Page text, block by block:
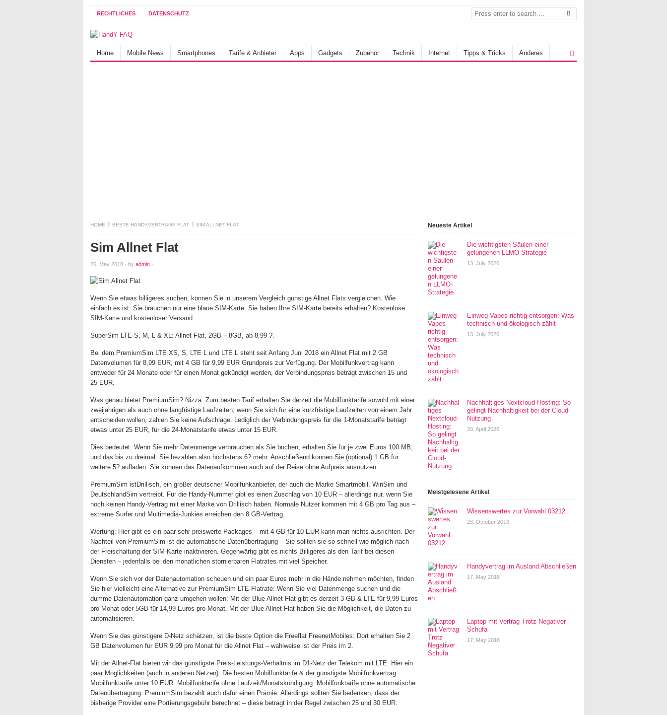
RECHTLICHES DATENSCHUTZ
Home Mobile News Smartphones Tarife & Anbieter Apps Gadgets Zubehör Technik Internet Tipps & Tricks Anderes
HOME BESTE HANDYVERTRÄGE FLAT SIM ALLNET FLAT
Sim Allnet Flat
26. May 2018 · by admin ·
Wenn Sie etwas billigeres suchen, können Sie in unserem Vergleich günstige Allnet Flats vergleichen. Wie
einfach es ist: Sie brauchen nur eine blaue SIM-Karte. Sie haben Ihre SIM-Karte bereits erhalten? Kostenlose
SIM-Karte und kostenloser Versand.
SuperSim LTE S, M, L & XL: Allnet Flat, 2GB – 8GB, ab 8,99 ?.
Bei dem PremiumSim LTE XS, S, LTE L und LTE L steht seit Anfang Juni 2018 ein Allnet Flat mit 2 GB
Datenvolumen für 8,99 EUR, mit 4 GB für 9,99 EUR Grundpreis zur Verfügung. Der Mobilfunkvertrag kann
entweder für 24 Monate oder für einen Monat gekündigt werden, der Verbindungspreis beträgt zwischen 15 und
25 EUR.
Was genau bietet PremiumSim? Nizza: Zum besten Tarif erhalten Sie derzeit die Mobilfunktarife sowohl mit einer
zweijährigen als auch ohne langfristige Laufzeiten; wenn Sie sich für eine kurzfristige Laufzeiten von einem Jahr
entscheiden wollen, zahlen Sie keine Aufschläge. Lediglich der Verbindungspreis für die 1-Monatstarife beträgt
etwas unter 25 EUR, für die 24-Monatstarife etwas unter 15 EUR.
Dies bedeutet: Wenn Sie mehr Datenmenge verbrauchen als Sie buchen, erhalten Sie für je zwei Euros 100 MB,
und das bis zu dreimal. Sie bezahlen also höchstens 6? mehr. Anschließend können Sie (optional) 1 GB für
weitere 5? aufladen. Sie können das Datenaufkommen auch auf der Reise ohne Aufpreis ausnutzen.
PremiumSim istDrillisch, ein großer deutscher Mobilfunkanbieter, der auch die Marke Smartmobil, WinSim und
DeutschlandSim vertreibt. Für die Handy-Nummer gibt es einen Zuschlag von 10 EUR – allerdings nur, wenn Sie
noch keinen Handy-Vertrag mit einer Marke von Drillisch haben. Normale Nutzer kommen mit 4 GB pro Tag aus –
extreme Surfer und Multimedia-Junkies erreichen den 8 GB-Vertrag.
Wertung: Hier gibt es ein paar sehr preiswerte Packages – mit 4 GB für 10 EUR kann man nichts ausrichten. Der
Nachteil von PremiumSim ist die automatische Datenübertragung – Sie sollten sie so schnell wie möglich nach
der Freischaltung der SIM-Karte inaktivieren. Gegenwärtig gibt es nichts Billigeres als den Tarif bei diesen
Diensten – jedenfalls bei den monatlichen stornierbaren Flatrates mit viel Speicher.
Wenn Sie sich vor der Datenautomation scheuen und ein paar Euros mehr in die Hände nehmen möchten, finden
Sie hier vielleicht eine Alternative zur PremiumSim LTE-Flatrate: Wenn Sie viel Datenmenge suchen und die
dumme Datenautomation ganz umgehen wollen: Mit der Blue Allnet Flat gibt es derzeit 3 GB & LTE für 9,99 Euros
pro Monat oder 5GB für 14,99 Euros pro Monat. Mit der Blue Allnet Flat haben Sie die Möglichkeit, die Daten zu
automatisieren.
Wenn Sie das günstigere D-Netz schätzen, ist die beste Option die Freeflat FreenetMobiles: Dort erhalten Sie 2
GB Datenvolumen für EUR 9,99 pro Monat für die Allnet Flat – wahlweise ist der Preis im 2.
Mit der Allnet-Flat bieten wir das günstigste Preis-Leistungs-Verhältnis im D1-Netz der Telekom mit LTE. Hier ein
paar Möglichkeiten (auch in anderen Netzen): Die besten Mobilfunktarife & der günstigste Mobilfunkvertrag.
Mobilfunktarife unter 10 EUR. Mobilfunktarife ohne Laufzeit/Monatskündigung. Mobilfunktarife ohne automatische
Datenübertragung. PremiumSim bezahlt auch dafür einen Prämie. Allerdings sollten Sie bedenken, dass der
bisherige Provider eine Portierungsgebühr berechnet – diese beträgt in der Regel zwischen 25 und 30 EUR.
Neueste Artikel
Die wichtigsten Säulen einer
gelungenen LLMO-Strategie
13. July 2026
Einweg-Vapes richtig entsorgen: Was
technisch und ökologisch zählt
13. July 2026
Nachhaltiges Nextcloud-Hosting: So
gelingt Nachhaltigkeit bei der Cloud-
Nutzung
20. April 2026
Meistgelesene Artikel
Wissenswertes zur Vorwahl 03212
23. October 2013
Handyvertrag im Ausland Abschließen
17. May 2018
Laptop mit Vertrag Trotz Negativer
Schufa
17. May 2018